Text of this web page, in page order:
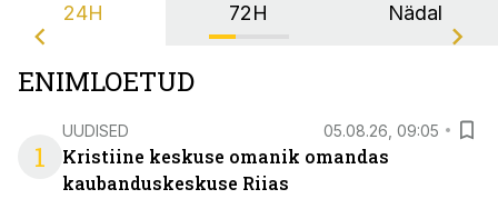
24H 72H Nädal
ENIMLOETUD
1
UUDISED 05.08.26, 09:05
Kristiine keskuse omanik omandas
kaubanduskeskuse Riias